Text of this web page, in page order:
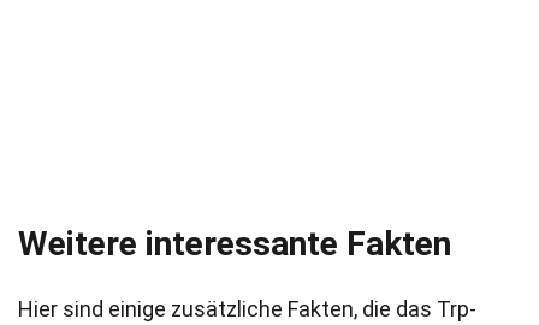
Weitere interessante Fakten
Hier sind einige zusätzliche Fakten, die das Trp-